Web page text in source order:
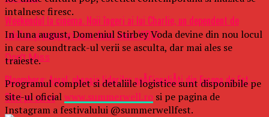
Weekendul la cinema. Noii îngeri ai lui Charlie, un dependent de
telefon şi pompieri care devin bone. VIDEO
Don't Miss
Bloomberg: Aurul, obsesia liderilor naÅ£ionaliÅti din Europa de Est –
Stiri pe surse
intalnesc firesc.
In luna august, Domeniul Stirbey Voda devine din nou locul
in care soundtrack-ul verii se asculta, dar mai ales se
traieste.
Programul complet si detaliile logistice sunt disponibile pe
site-ul oficialwww.summerwell.ro si pe pagina de
Instagram a festivalului @summerwellfest.